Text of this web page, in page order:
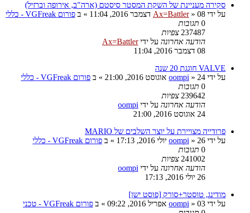
סקירה מעניינת של השקת המסטר סיסטם (ארה"ב, אירופה וברזיל)
על ידי
Ax=Battler» 08 דצמבר 2016, 11:04 » ב פורום VGFreak - כללי
0 תגובות
237487 צפיות
הודעה אחרונה על ידיAx=Battler
08 דצמבר 2016, 11:04
VALVE חוגגת 20 שנה
על ידי
oompi » 24 אוגוסט 2016, 21:00 » ב פורום VGFreak - כללי
0 תגובות
239642 צפיות
הודעה אחרונה על ידי oompi
24 אוגוסט 2016, 21:00
פרודייה מצויירת על יוצר השלבים של MARIO
על ידי
oompi » 26 יולי 2016, 17:13 » ב פורום VGFreak - כללי
0 תגובות
241002 צפיות
הודעה אחרונה על ידי oompi
26 יולי 2016, 17:13
מודינג, טוסטר+סורק [פוסט ישן]
על ידי
oompi » 03 אפריל 2016, 09:22 » ב פורום VGFreak - טכני